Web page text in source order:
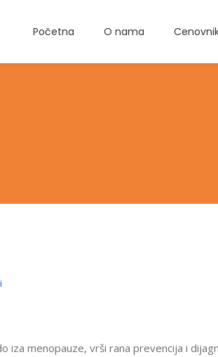
Početna O nama
menopauze, vrši rana prevencija i